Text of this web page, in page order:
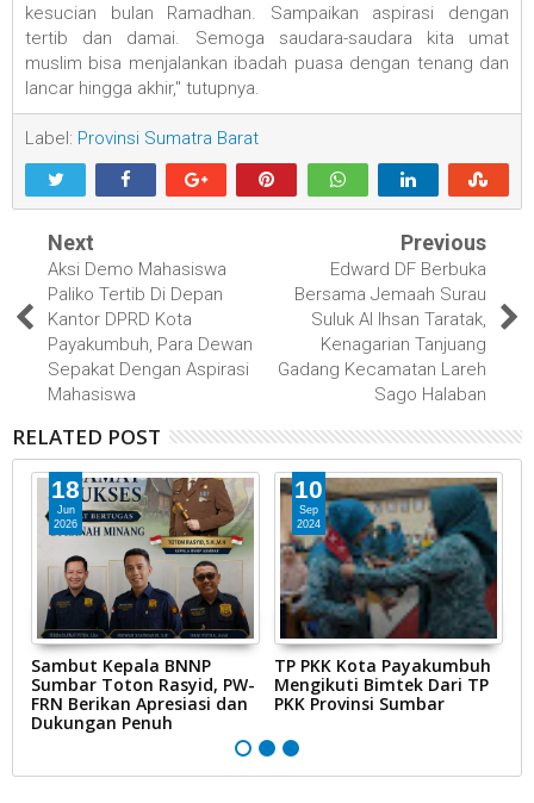
kesucian bulan Ramadhan. Sampaikan aspirasi dengan
tertib dan damai. Semoga saudara-saudara kita umat
muslim bisa menjalankan ibadah puasa dengan tenang dan
lancar hingga akhir," tutupnya.
Label: Provinsi Sumatra Barat
Next
Aksi Demo Mahasiswa
Paliko Tertib Di Depan
Kantor DPRD Kota
Payakumbuh, Para Dewan
Sepakat Dengan Aspirasi
Mahasiswa
Previous
Edward DF Berbuka
Bersama Jemaah Surau
Suluk Al Ihsan Taratak,
Kenagarian Tanjuang
Gadang Kecamatan Lareh
Sago Halaban
RELATED POST
18
Jun
2026
Sambut Kepala BNNP
Sumbar Toton Rasyid, PW-
FRN Berikan Apresiasi dan
Dukungan Penuh
10
Sep
2024
TP PKK Kota Payakumbuh
Mengikuti Bimtek Dari TP
PKK Provinsi Sumbar